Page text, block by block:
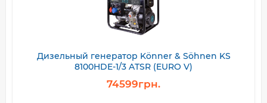
Дизельный генератор Könner & Söhnen KS
8100HDE-1/3 ATSR (EURO V)
74599грн.